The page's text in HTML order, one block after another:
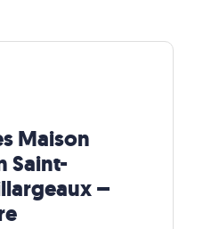
Maison
Saint-
–